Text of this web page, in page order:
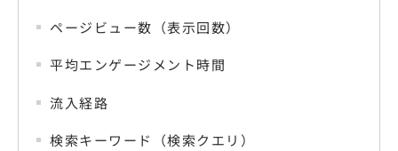
ページビュー数（表示回数）
平均エンゲージメント時間
流入経路
検索キーワード（検索クエリ）